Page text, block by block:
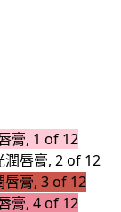
膏, 1 of 12
唇膏, 2 of 12
膏, 3 of 12
膏, 4 of 12